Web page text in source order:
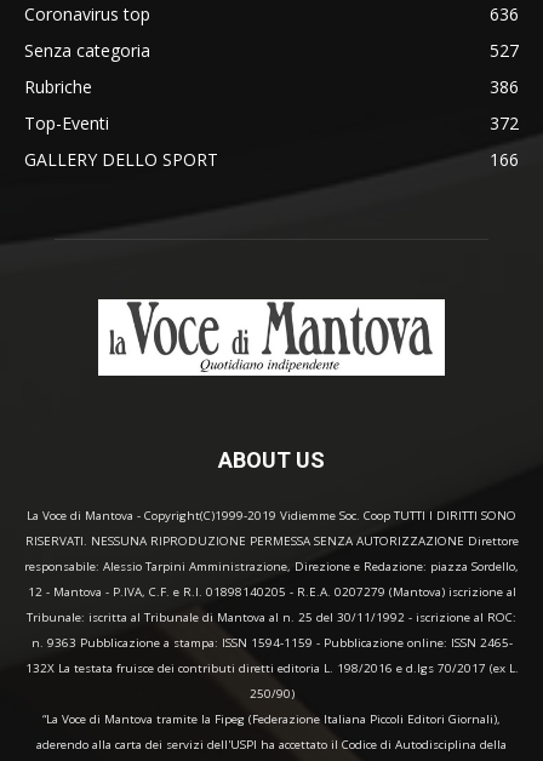
Coronavirus top
636
Senza categoria
527
Rubriche
386
Top-Eventi
372
GALLERY DELLO SPORT
166
ABOUT US
La Voce di Mantova - Copyright(C)1999-2019 Vidiemme Soc. Coop TUTTI I DIRITTI SONO
RISERVATI. NESSUNA RIPRODUZIONE PERMESSA SENZA AUTORIZZAZIONE Direttore
responsabile: Alessio Tarpini Amministrazione, Direzione e Redazione: piazza Sordello,
12 - Mantova - P.IVA, C.F. e R.I. 01898140205 - R.E.A. 0207279 (Mantova) iscrizione al
Tribunale: iscritta al Tribunale di Mantova al n. 25 del 30/11/1992 - iscrizione al ROC:
n. 9363 Pubblicazione a stampa: ISSN 1594-1159 - Pubblicazione online: ISSN 2465-
132X La testata fruisce dei contributi diretti editoria L. 198/2016 e d.lgs 70/2017 (ex L.
250/90)
“La Voce di Mantova tramite la Fipeg (Federazione Italiana Piccoli Editori Giornali),
aderendo alla carta dei servizi dell'USPI ha accettato il Codice di Autodisciplina della